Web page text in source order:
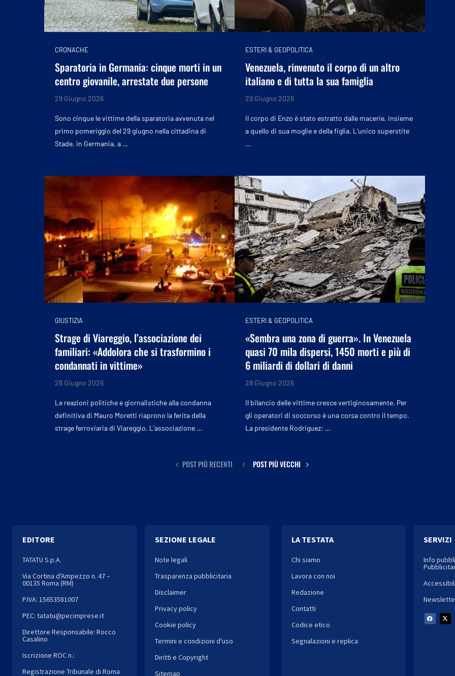
CRONACHE
Sparatoria in Germania: cinque morti in un
centro giovanile, arrestate due persone
29 Giugno 2026
Sono cinque le vittime della sparatoria avvenuta nel
primo pomeriggio del 29 giugno nella cittadina di
Stade, in Germania, a …
ESTERI & GEOPOLITICA
Venezuela, rinvenuto il corpo di un altro
italiano e di tutta la sua famiglia
29 Giugno 2026
Il corpo di Enzo è stato estratto dalle macerie, insieme
a quello di sua moglie e della figlia. L’unico superstite
…
GIUSTIZIA
Strage di Viareggio, l’associazione dei
familiari: «Addolora che si trasformino i
condannati in vittime»
28 Giugno 2026
Le reazioni politiche e giornalistiche alla condanna
definitiva di Mauro Moretti riaprono la ferita della
strage ferroviaria di Viareggio. L’associazione …
ESTERI & GEOPOLITICA
«Sembra una zona di guerra». In Venezuela
quasi 70 mila dispersi, 1450 morti e più di
6 miliardi di dollari di danni
28 Giugno 2026
Il bilancio delle vittime cresce vertiginosamente. Per
gli operatori di soccorso è una corsa contro il tempo.
La presidente Rodriguez: …
POST PIÙ RECENTI POST PIÙ VECCHI
EDITORE
TATATU S.p.A.
Via Cortina d'Ampezzo n. 47 –
00135 Roma (RM)
P.IVA: 15653581007
PEC: tatatu@pecimprese.it
Direttore Responsabile: Rocco
Casalino
Iscrizione ROC n.:
Registrazione Tribunale di Roma
SEZIONE LEGALE
Note legali
Trasparenza pubblicitaria
Disclaimer
Privacy policy
Cookie policy
Termini e condizioni d'uso
Diritti e Copyright
Sitemap
LA TESTATA
Chi siamo
Lavora con noi
Redazione
Contatti
Codice etico
Segnalazioni e replica
SERVIZI
Info